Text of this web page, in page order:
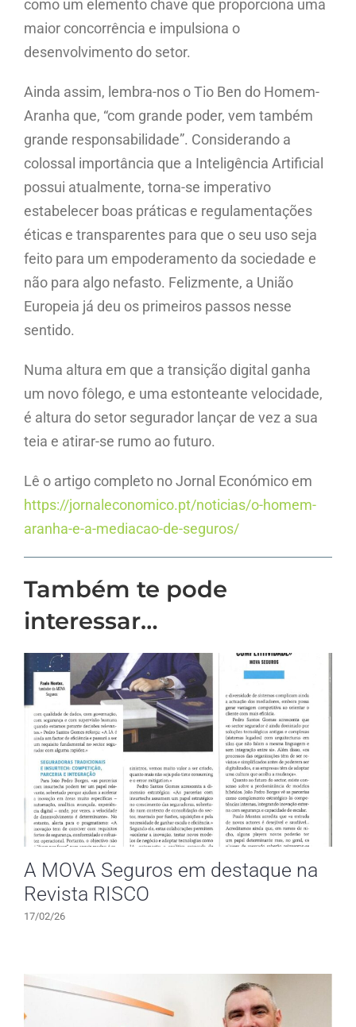
como um elemento chave que proporciona uma
maior concorrência e impulsiona o
desenvolvimento do setor.
Ainda assim, lembra-nos o Tio Ben do Homem-
Aranha que, “com grande poder, vem também
grande responsabilidade”. Considerando a
colossal importância que a Inteligência Artificial
possui atualmente, torna-se imperativo
estabelecer boas práticas e regulamentações
éticas e transparentes para que o seu uso seja
feito para um empoderamento da sociedade e
não para algo nefasto. Felizmente, a União
Europeia já deu os primeiros passos nesse
sentido.
Numa altura em que a transição digital ganha
um novo fôlego, e uma estonteante velocidade,
é altura do setor segurador lançar de vez a sua
teia e atirar-se rumo ao futuro.
Lê o artigo completo no Jornal Económico em
https://jornaleconomico.pt/noticias/o-homem-
aranha-e-a-mediacao-de-seguros/
Também te pode
interessar…
A MOVA Seguros em destaque na
Revista RISCO
17/02/26